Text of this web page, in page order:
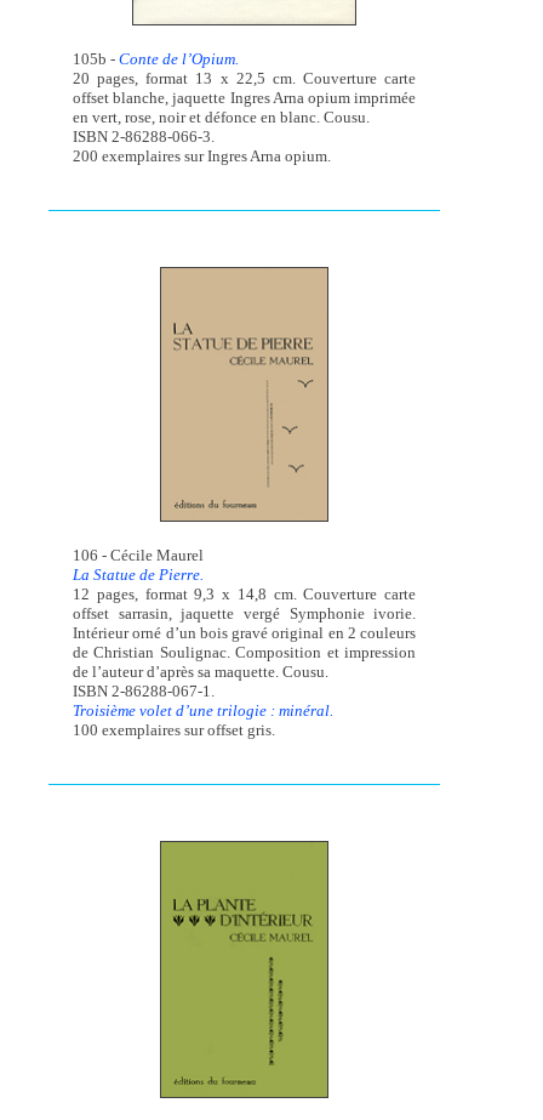
105b - Conte de l’Opium.
20 pages, format 13 x 22,5 cm. Couverture carte
offset blanche, jaquette Ingres Arna opium imprimée
en vert, rose, noir et défonce en blanc. Cousu.
ISBN 2-86288-066-3.
200 exemplaires sur Ingres Arna opium.
106 - Cécile Maurel
La Statue de Pierre.
12 pages, format 9,3 x 14,8 cm. Couverture carte
offset sarrasin, jaquette vergé Symphonie ivorie.
Intérieur orné d’un bois gravé original en 2 couleurs
de Christian Soulignac. Composition et impression
de l’auteur d’après sa maquette. Cousu.
ISBN 2-86288-067-1.
Troisième volet d’une trilogie : minéral.
100 exemplaires sur offset gris.